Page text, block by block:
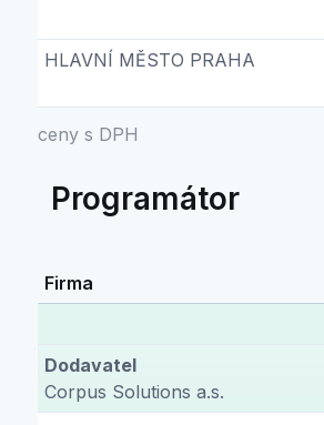
ceny s DPH
HLAVNÍ MĚSTO PRAHA
Programátor
Firma
Dodavatel
Corpus Solutions a.s.